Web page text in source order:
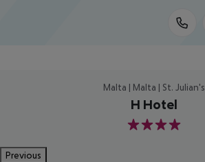
Malta | Malta | St. Julian's
H Hotel
4
Previous